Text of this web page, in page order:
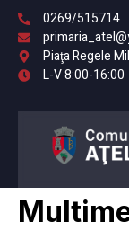
0269/515714
Piaţa Regele
L-V 8:00-16:00